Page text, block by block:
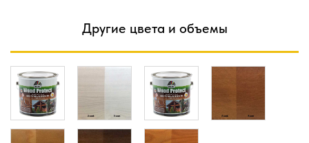
Другие цвета и объемы